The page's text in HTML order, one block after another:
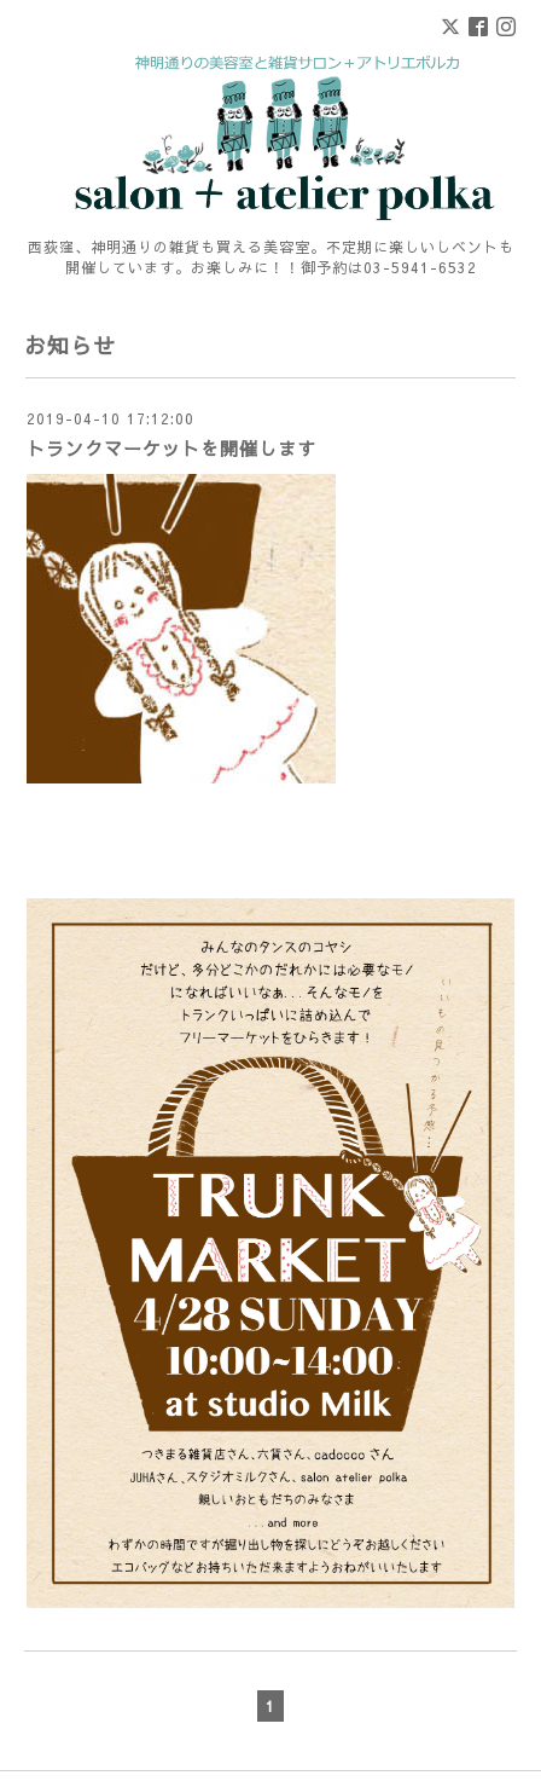
西荻窪、神明通りの雑貨も買える美容室。不定期に楽しいしベントも
開催しています。お楽しみに！！御予約は03-5941-6532
お知らせ
2019-04-10 17:12:00
トランクマーケットを開催します
1